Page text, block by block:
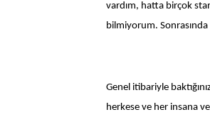
vardım, hatta birçok
bilmiyorum. Sonrasında
Genel itibariyle
herkese ve her insana